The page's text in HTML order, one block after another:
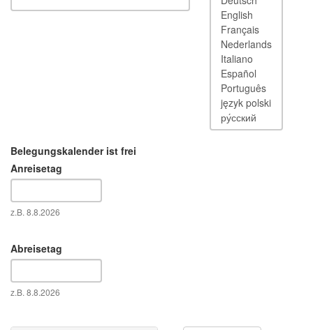
Belegungskalender ist frei
Anreisetag
Datum
z.B. 8.8.2026
Abreisetag
Datum
z.B. 8.8.2026